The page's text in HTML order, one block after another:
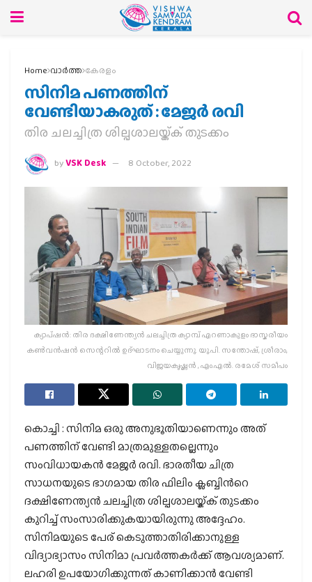
Home വാര്‍ത്ത കേരളം
സിനിമ പണത്തിന്
വേണ്ടിയാകരുത് : മേജർ രവി
തിര ചലച്ചിത്ര ശില്പശാലയ്ക്ക് തുടക്കം
byVSK Desk 8 October, 2022
ക്യാപ്ഷൻ: തിര ദക്ഷിണേന്ത്യൻ ചലച്ചിത്ര ക്യാമ്പ് എറണാകുളം ഭാസ്കരീയം
കൺവൻഷൻ സെന്ററിൽ ഉദ്ഘാടനം ചെയ്യുന്നു. യു.പി. സന്തോഷ്, ശ്രീരാം,
വിജയകൃഷ്ണൻ , എം.എൽ. രമേശ് സമീപം
കൊച്ചി : സിനിമ ഒരു അനുഭൂതിയാണെന്നും അത്
പണത്തിന് വേണ്ടി മാത്രമുള്ളതല്ലെന്നും
സംവിധായകൻ മേജർ രവി. ഭാരതീയ ചിത്ര
സാധനയുടെ ഭാഗമായ തിര ഫിലിം ക്ലബ്ബിന്‍റെ
ദക്ഷിണേന്ത്യൻ ചലച്ചിത്ര ശില്പശാലയ്ക്ക് തുടക്കം
കുറിച്ച് സംസാരിക്കുകയായിരുന്നു അദ്ദേഹം.
സിനിമയുടെ പേര് കെടുത്താതിരിക്കാനുള്ള
വിദ്യാഭ്യാസം സിനിമാ പ്രവർത്തകർക്ക് ആവശ്യമാണ്.
ലഹരി ഉപയോഗിക്കുന്നത് കാണിക്കാൻ വേണ്ടി